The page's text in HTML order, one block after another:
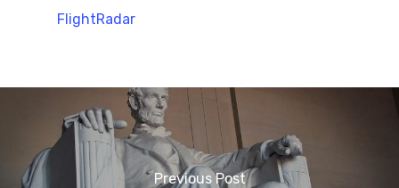
FlightRadar
Previous Post